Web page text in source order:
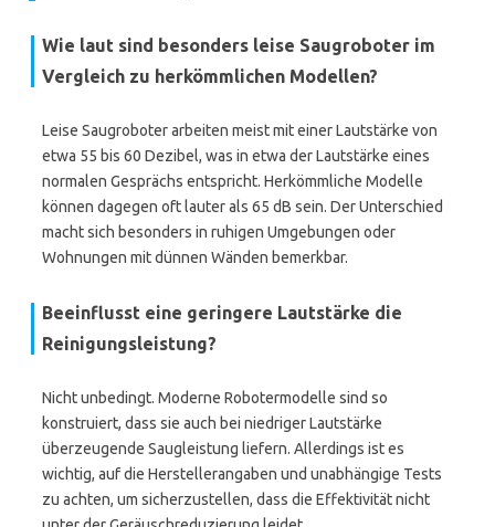
Wie laut sind besonders leise Saugroboter im
Vergleich zu herkömmlichen Modellen?
Leise Saugroboter arbeiten meist mit einer Lautstärke von
etwa 55 bis 60 Dezibel, was in etwa der Lautstärke eines
normalen Gesprächs entspricht. Herkömmliche Modelle
können dagegen oft lauter als 65 dB sein. Der Unterschied
macht sich besonders in ruhigen Umgebungen oder
Wohnungen mit dünnen Wänden bemerkbar.
Beeinflusst eine geringere Lautstärke die
Reinigungsleistung?
Nicht unbedingt. Moderne Robotermodelle sind so
konstruiert, dass sie auch bei niedriger Lautstärke
überzeugende Saugleistung liefern. Allerdings ist es
wichtig, auf die Herstellerangaben und unabhängige Tests
zu achten, um sicherzustellen, dass die Effektivität nicht